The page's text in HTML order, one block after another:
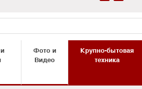
Фото и
Видео
Крупно-бытовая
техника